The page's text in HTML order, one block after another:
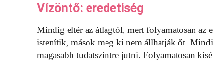
Vízöntő: eredetiség
Mindig eltér az átlagtól, mert folyamatosan az
istenítik, mások meg ki nem állhatják őt.
magasabb tudatszintre jutni. Folyamatosan